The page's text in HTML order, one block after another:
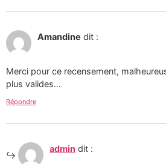
Amandine dit :
Merci pour ce recensement,
plus valides…
Répondre
admin dit :